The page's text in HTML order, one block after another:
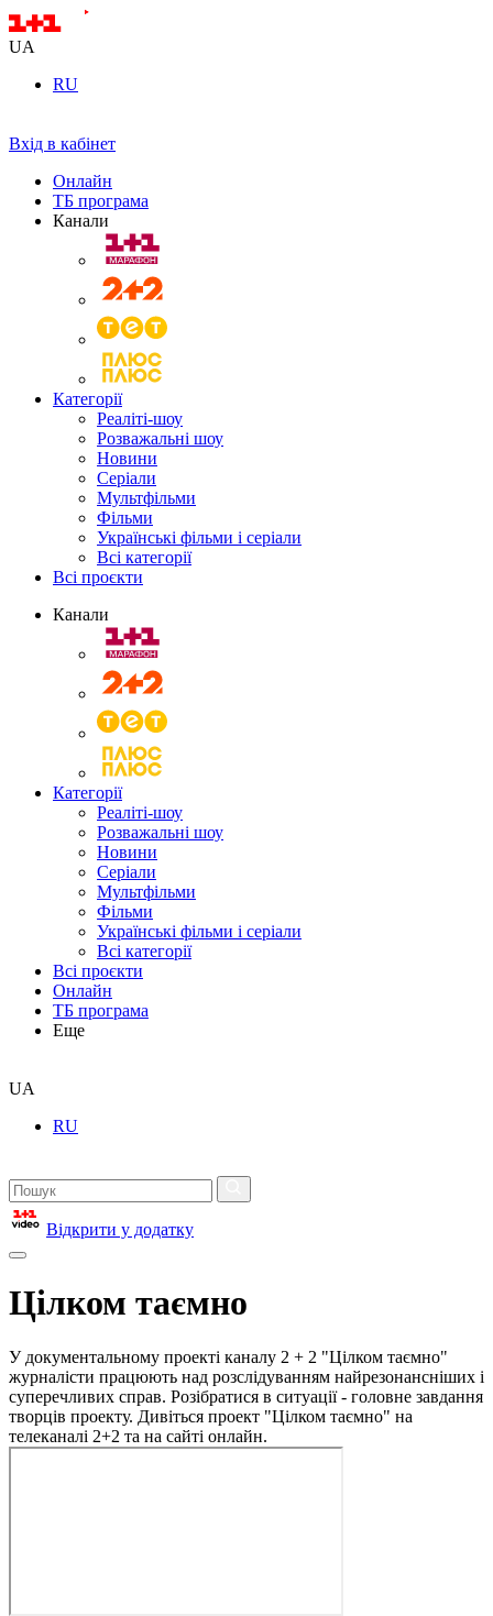
UA
RU
Вхід в кабінет
Онлайн
ТБ програма
Канали
Категорії
Реаліті-шоу
Розважальні шоу
Новини
Серіали
Мультфільми
Фільми
Українські фільми і серіали
Всі категорії
Всі проєкти
Канали
Категорії
Реаліті-шоу
Розважальні шоу
Новини
Серіали
Мультфільми
Фільми
Українські фільми і серіали
Всі категорії
Всі проєкти
Онлайн
ТБ програма
Еще
UA
RU
Відкрити у додатку
Цілком таємно
У документальному проекті каналу 2 + 2 "Цілком таємно"
журналісти працюють над розслідуванням найрезонансніших і
суперечливих справ. Розібратися в ситуації - головне завдання
творців проекту. Дивіться проект "Цілком таємно" на
телеканалі 2+2 та на сайті онлайн.